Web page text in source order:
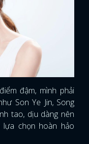
đậm, mình phải
Son Ye Jin, Song
tao, dịu dàng nên
lựa chọn hoàn hảo